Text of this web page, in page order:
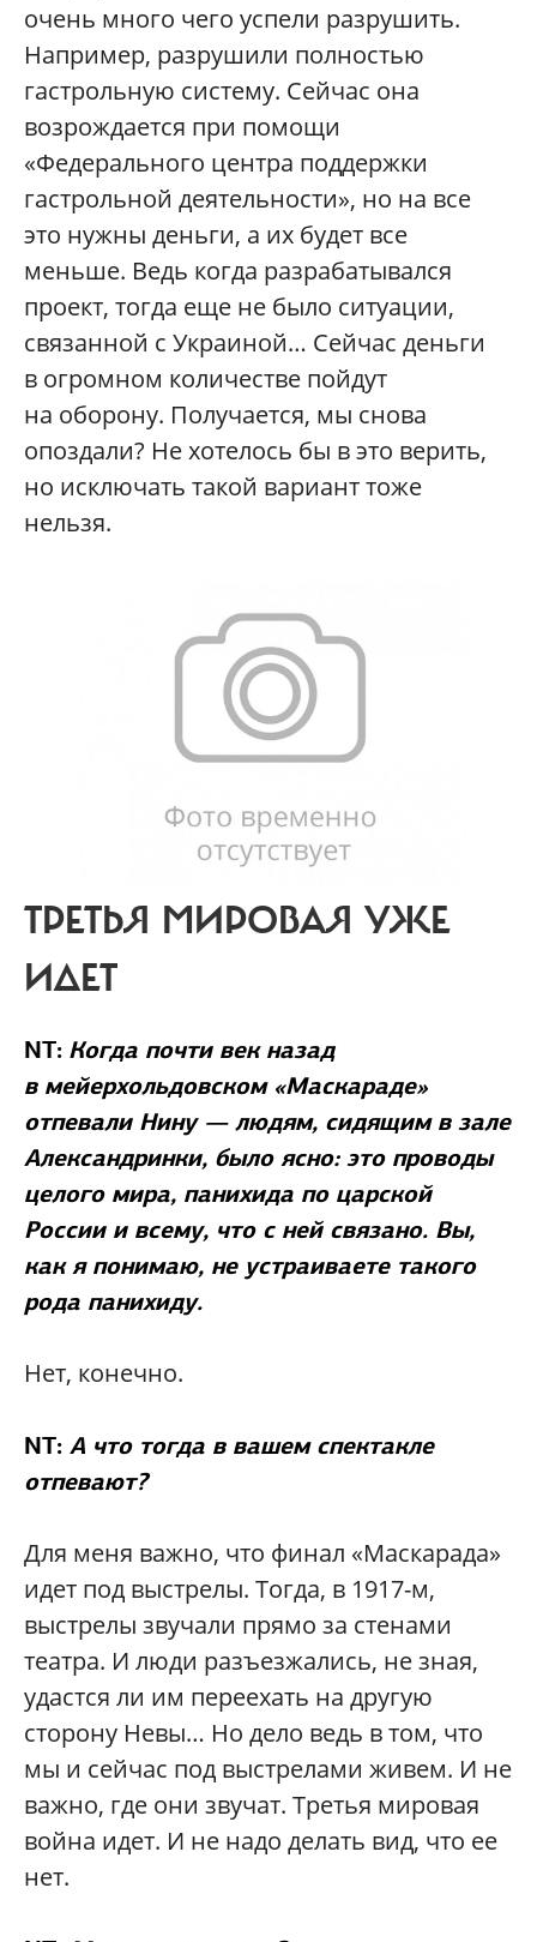
очень много чего успели разрушить.
Например, разрушили полностью
гастрольную систему. Сейчас она
возрождается при помощи
«Федерального центра поддержки
гастрольной деятельности», но на все
это нужны деньги, а их будет все
меньше. Ведь когда разрабатывался
проект, тогда еще не было ситуации,
связанной с Украиной… Сейчас деньги
в огромном количестве пойдут
на оборону. Получается, мы снова
опоздали? Не хотелось бы в это верить,
но исключать такой вариант тоже
нельзя.
ТРЕТЬЯ МИРОВАЯ УЖЕ
ИДЕТ
NT: Когда почти век назад
в мейерхольдовском «Маскараде»
отпевали Нину — людям, сидящим в зале
Александринки, было ясно: это проводы
целого мира, панихида по царской
России и всему, что с ней связано. Вы,
как я понимаю, не устраиваете такого
рода панихиду.
Нет, конечно.
NT: А что тогда в вашем спектакле
отпевают?
Для меня важно, что финал «Маскарада»
идет под выстрелы. Тогда, в 1917-м,
выстрелы звучали прямо за стенами
театра. И люди разъезжались, не зная,
удастся ли им переехать на другую
сторону Невы… Но дело ведь в том, что
мы и сейчас под выстрелами живем. И не
важно, где они звучат. Третья мировая
война идет. И не надо делать вид, что ее
нет.